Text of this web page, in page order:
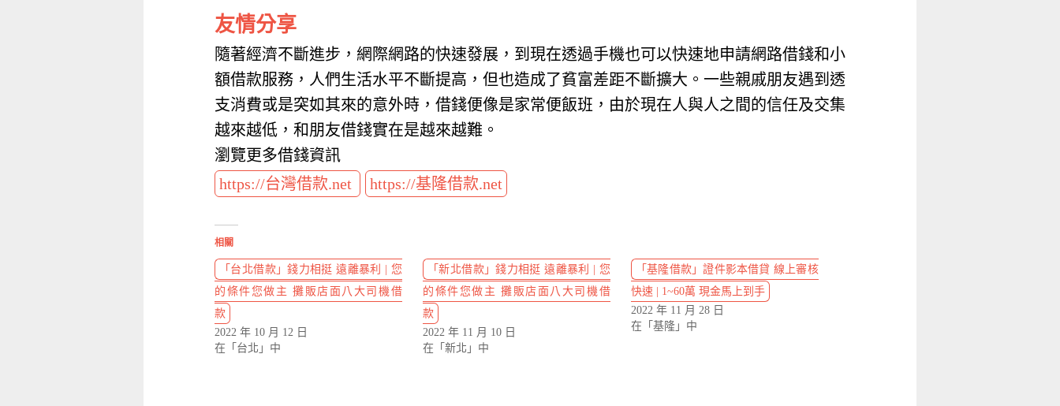
友情分享
隨著經濟不斷進步，網際網路的快速發展，到現在透過手機也可以快速地申請網路借錢和小
額借款服務，人們生活水平不斷提高，但也造成了貧富差距不斷擴大。一些親戚朋友遇到透
支消費或是突如其來的意外時，借錢便像是家常便飯班，由於現在人與人之間的信任及交集
越來越低，和朋友借錢實在是越來越難。
瀏覽更多借錢資訊
https://台灣借款.net
https://基隆借款.net
相關
「台北借款」錢力相挺 遠離暴利 | 您
的條件您做主 攤販店面八大司機借
款
2022 年 10 月 12 日
在「台北」中
「新北借款」錢力相挺 遠離暴利 | 您
的條件您做主 攤販店面八大司機借
款
2022 年 11 月 10 日
在「新北」中
「基隆借款」證件影本借貸 線上審核
快速 | 1~60萬 現金馬上到手
2022 年 11 月 28 日
在「基隆」中